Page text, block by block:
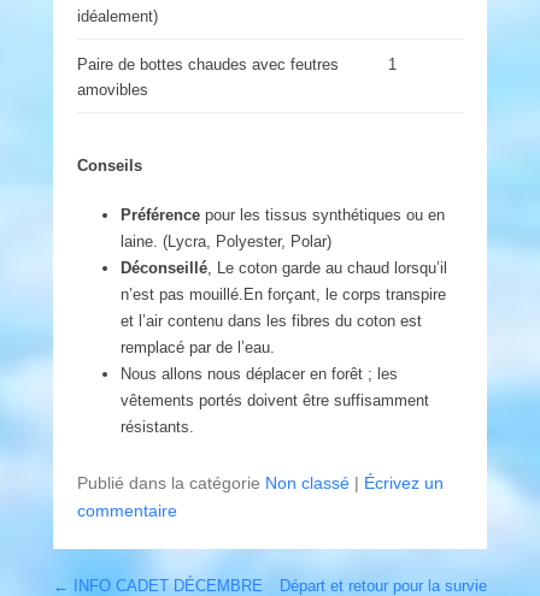
idéalement)
Paire de bottes chaudes avec feutres
amovibles
1
Conseils
Préférence pour les tissus synthétiques ou en
laine. (Lycra, Polyester, Polar)
Déconseillé, Le coton garde au chaud lorsqu’il
n’est pas mouillé.En forçant, le corps transpire
et l’air contenu dans les fibres du coton est
remplacé par de l’eau.
Nous allons nous déplacer en forêt ; les
vêtements portés doivent être suffisamment
résistants.
Publié dans la catégorie Non classé | Écrivez un
commentaire
Post navigation
←
INFO CADET DÉCEMBRE
Départ et retour pour la survie